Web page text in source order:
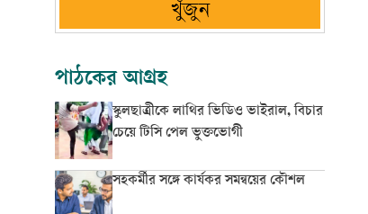
খুঁজুন
পাঠকের আগ্রহ
স্কুলছাত্রীকে লাথির ভিডিও ভাইরাল, বিচার
চেয়ে টিসি পেল ভুক্তভোগী
সহকর্মীর সঙ্গে কার্যকর সমন্বয়ের কৌশল